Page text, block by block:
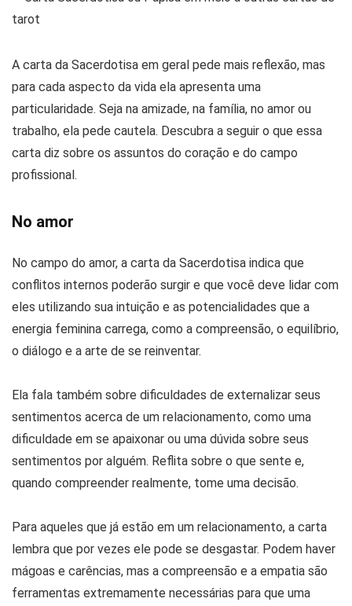
A carta da Sacerdotisa em geral pede mais reflexão, mas
para cada aspecto da vida ela apresenta uma
particularidade. Seja na amizade, na família, no amor ou
trabalho, ela pede cautela. Descubra a seguir o que essa
carta diz sobre os assuntos do coração e do campo
profissional.
No amor
No campo do amor, a carta da Sacerdotisa indica que
conflitos internos poderão surgir e que você deve lidar com
eles utilizando sua intuição e as potencialidades que a
energia feminina carrega, como a compreensão, o equilíbrio,
o diálogo e a arte de se reinventar.
Ela fala também sobre dificuldades de externalizar seus
sentimentos acerca de um relacionamento, como uma
dificuldade em se apaixonar ou uma dúvida sobre seus
sentimentos por alguém. Reflita sobre o que sente e,
quando compreender realmente, tome uma decisão.
Para aqueles que já estão em um relacionamento, a carta
lembra que por vezes ele pode se desgastar. Podem haver
mágoas e carências, mas a compreensão e a empatia são
ferramentas extremamente necessárias para que uma